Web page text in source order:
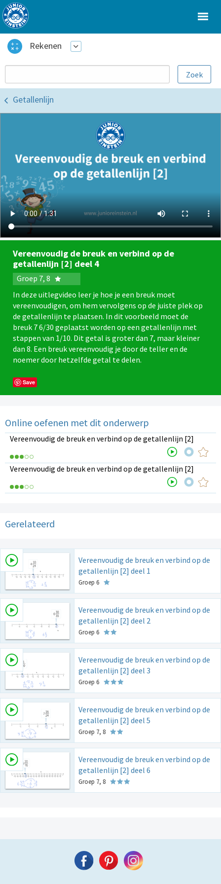
Rekenen
Getallenlijn
Vereenvoudig de breuk en verbind op de
getallenlijn [2] deel 4
Groep 7, 8
In deze uitlegvideo leer je hoe je een breuk moet
vereenvoudigen, om hem vervolgens op de juiste plek op
de getallenlijn te plaatsen. In dit voorbeeld moet de
breuk 7 6/30 geplaatst worden op een getallenlijn met
stappen van 1/10. Dit getal is groter dan 7, maar kleiner
dan 8. Een breuk vereenvoudig je door de teller en de
noemer door hetzelfde getal te delen.
Save
Online oefenen met dit onderwerp
Vereenvoudig de breuk en verbind op de getallenlijn [2]
Vereenvoudig de breuk en verbind op de getallenlijn [2]
Gerelateerd
Vereenvoudig de breuk en verbind op de
getallenlijn [2] deel 1
Groep 6
Vereenvoudig de breuk en verbind op de
getallenlijn [2] deel 2
Groep 6
Vereenvoudig de breuk en verbind op de
getallenlijn [2] deel 3
Groep 6
Vereenvoudig de breuk en verbind op de
getallenlijn [2] deel 5
Groep 7, 8
Vereenvoudig de breuk en verbind op de
getallenlijn [2] deel 6
Groep 7, 8